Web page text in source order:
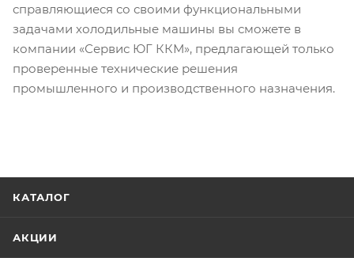
справляющиеся со своими функциональными
задачами холодильные машины вы сможете в
компании «Сервис ЮГ ККМ», предлагающей только
проверенные технические решения
промышленного и производственного назначения.
КАТАЛОГ
АКЦИИ